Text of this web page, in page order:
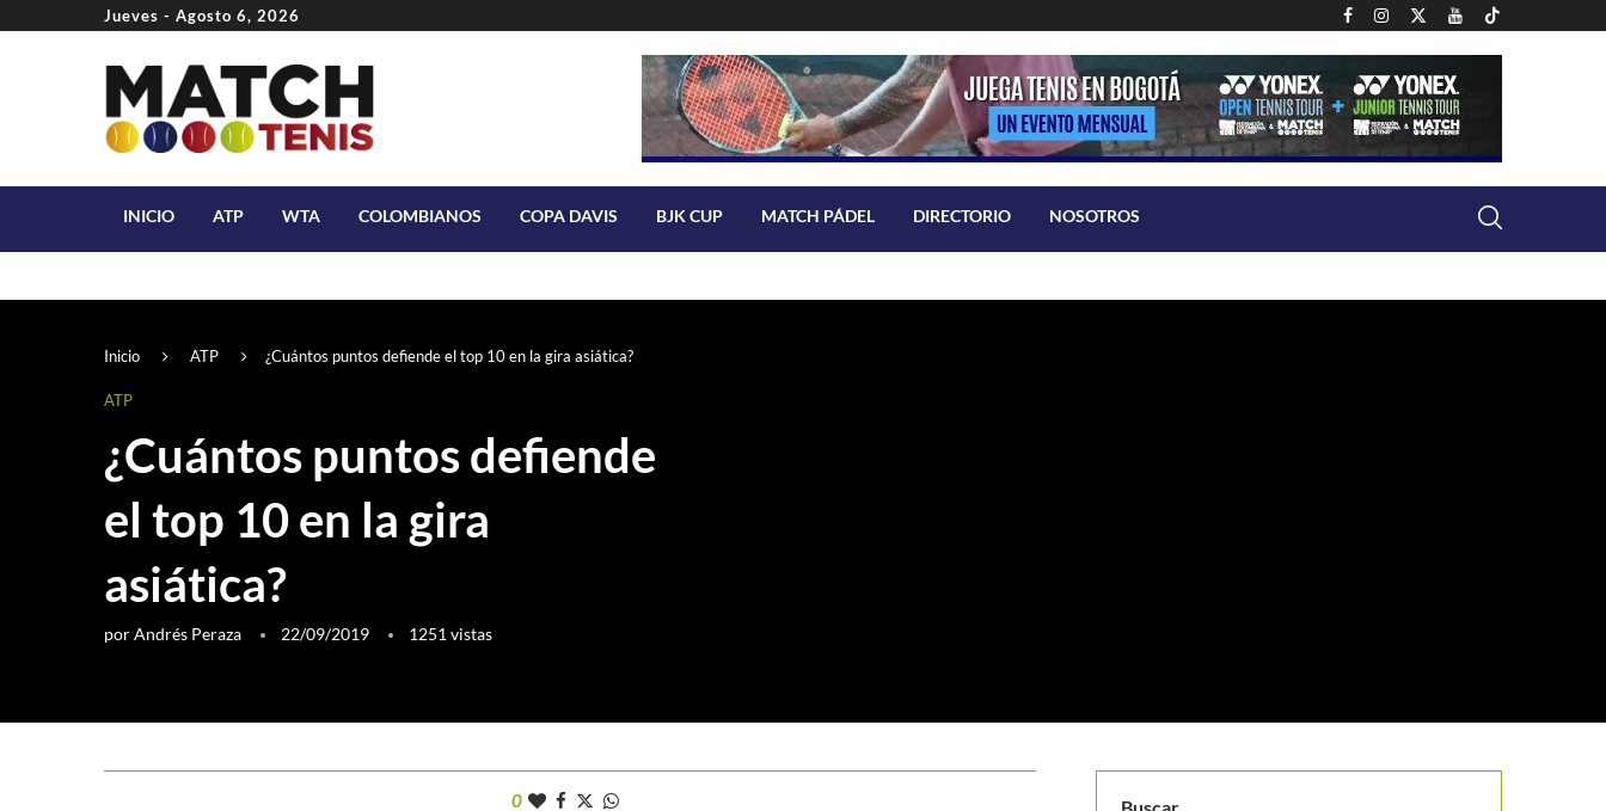
Jueves - Agosto 6, 2026
INICIO ATP WTA COLOMBIANOS COPA DAVIS BJK CUP MATCH PÁDEL DIRECTORIO NOSOTROS
Inicio ATP ¿Cuántos puntos defiende el top 10 en la gira asiática?
ATP
¿Cuántos puntos defiende
el top 10 en la gira
asiática?
porAndrés Peraza 22/09/2019 1251 vistas
0